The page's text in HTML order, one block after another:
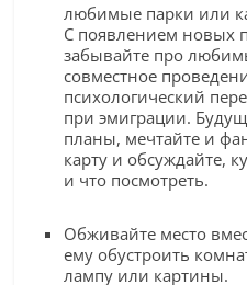
любимые парки или
С появлением новых
забывайте про
совместное
психологический
при эмиграции.
планы, мечтайте и
карту и обсуждайте,
и что посмотреть.
Обживайте место
ему обустроить
лампу или картины.